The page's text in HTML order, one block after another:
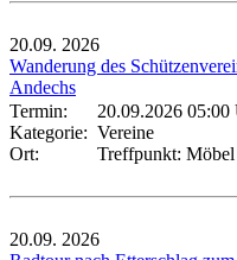
20.09. 2026
Wanderung des
Andechs
Termin:
20.09.2026 05:00
Kategorie: Vereine
Ort:
Treffpunkt: Möbel
20.09. 2026